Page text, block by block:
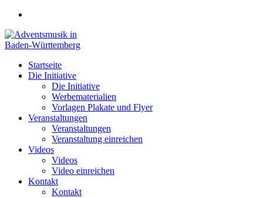
Zum
springen
Startseite
Die Initiative
Die Initiative
Werbematerialien
Vorlagen Plakate und Flyer
Veranstaltungen
Veranstaltungen
Veranstaltung einreichen
Videos
Videos
Video einreichen
Kontakt
Kontakt